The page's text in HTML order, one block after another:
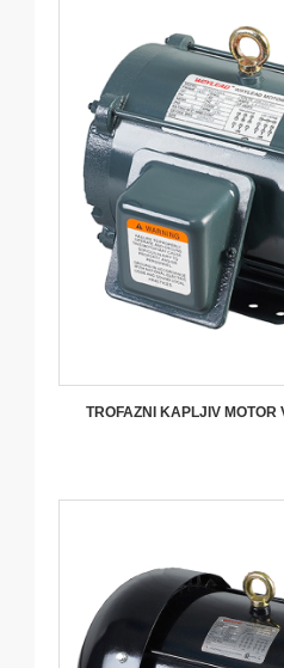
TROFAZNI KAPLJIV MOTOR